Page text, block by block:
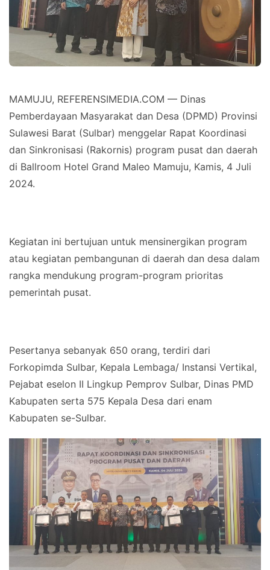
MAMUJU, REFERENSIMEDIA.COM — Dinas
Pemberdayaan Masyarakat dan Desa (DPMD) Provinsi
Sulawesi Barat (Sulbar) menggelar Rapat Koordinasi
dan Sinkronisasi (Rakornis) program pusat dan daerah
di Ballroom Hotel Grand Maleo Mamuju, Kamis, 4 Juli
2024.
Kegiatan ini bertujuan untuk mensinergikan program
atau kegiatan pembangunan di daerah dan desa dalam
rangka mendukung program-program prioritas
pemerintah pusat.
Pesertanya sebanyak 650 orang, terdiri dari
Forkopimda Sulbar, Kepala Lembaga/ Instansi Vertikal,
Pejabat eselon II Lingkup Pemprov Sulbar, Dinas PMD
Kabupaten serta 575 Kepala Desa dari enam
Kabupaten se-Sulbar.